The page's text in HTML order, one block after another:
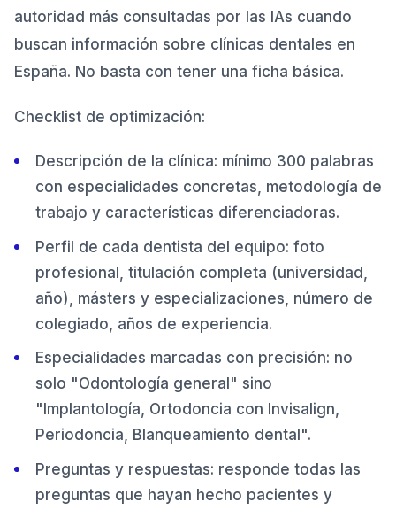
autoridad más consultadas por las IAs cuando
buscan información sobre clínicas dentales en
España. No basta con tener una ficha básica.
Checklist de optimización:
Descripción de la clínica: mínimo 300 palabras
con especialidades concretas, metodología de
trabajo y características diferenciadoras.
Perfil de cada dentista del equipo: foto
profesional, titulación completa (universidad,
año), másters y especializaciones, número de
colegiado, años de experiencia.
Especialidades marcadas con precisión: no
solo "Odontología general" sino
"Implantología, Ortodoncia con Invisalign,
Periodoncia, Blanqueamiento dental".
Preguntas y respuestas: responde todas las
preguntas que hayan hecho pacientes y